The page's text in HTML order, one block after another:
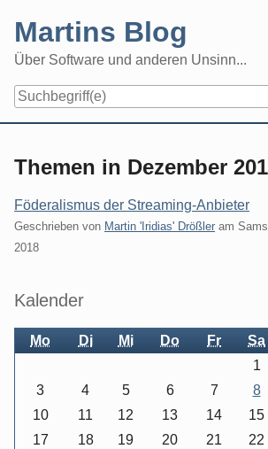
content
Martins Blog
Über Software und anderen Unsinn...
Themen in Dezember
Föderalismus der Streaming-Anbieter
Geschrieben von Martin 'Iridias' Drößler am
2018
Seitenleiste
Kalender
Mo Di Mi Do Fr Sa
1
3
4 5 6 7 8
10
11 12 13 14 15
17
18 19 20 21 22